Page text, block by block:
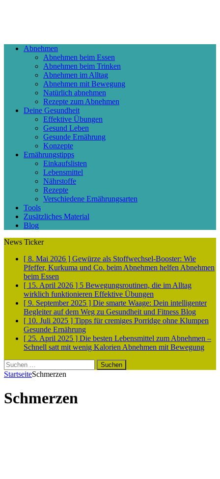
Abnehmen
Abnehmen beim Essen
Abnehmen beim Trinken
Abnehmen im Alltag
Abnehmen mit Bewegung
Natürlich abnehmen
Rezepte zum Abnehmen
Deine Gesundheit
Effektive Übungen
Gesund Leben
Gesunde Ernährung
Konzepte
Ernährungstipps
Einkaufslisten
Lebensmittel
Nährstoffe
Rezepte
Verschiedene Ernährungsarten
Tools
Zusätzliches Material
Blog
News Ticker
[ 8. Mai 2026 ] Gewürze als Stoffwechsel-Booster: Wie
Pfeffer, Kurkuma und Co. beim Abnehmen helfen Abnehmen
beim Essen
[ 15. April 2026 ] 5 Bewegungsroutinen, die im Alltag
wirklich funktionieren Effektive Übungen
[ 9. September 2025 ] Die smarte Waage: Dein intelligenter
Begleiter auf dem Weg zu Gesundheit und Fitness Blog
[ 10. Juli 2025 ] Tipps für cremiges Porridge ohne Klumpen
Gesunde Ernährung
[ 25. April 2025 ] Die besten Lebensmittel zum Abnehmen –
Schnell satt mit wenig Kalorien Abnehmen mit Bewegung
Suchen
nach:
StartseiteSchmerzen
Schmerzen